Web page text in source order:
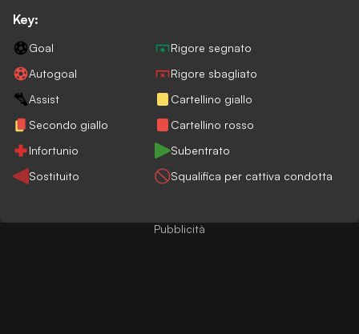
Key:
Goal
Rigore segnato
Autogoal
Rigore sbagliato
Assist
Cartellino giallo
Secondo giallo
Cartellino rosso
Infortunio
Subentrato
Sostituito
Squalifica per cattiva condotta
Pubblicità